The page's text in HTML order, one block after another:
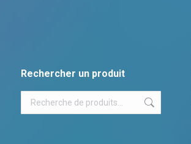
Rechercher un produit